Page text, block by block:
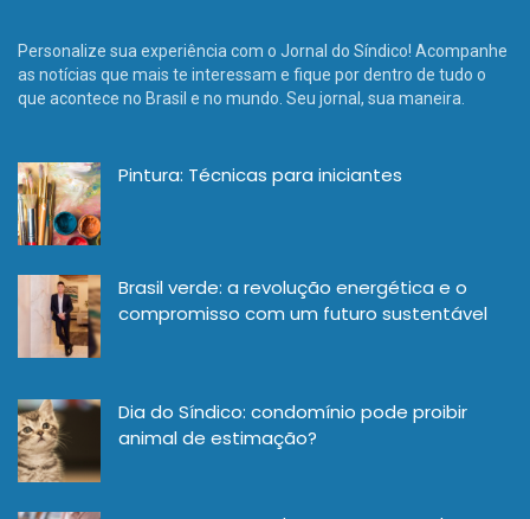
Personalize sua experiência com o Jornal do Síndico! Acompanhe
as notícias que mais te interessam e fique por dentro de tudo o
que acontece no Brasil e no mundo. Seu jornal, sua maneira.
Pintura: Técnicas para iniciantes
Brasil verde: a revolução energética e o
compromisso com um futuro sustentável
Dia do Síndico: condomínio pode proibir
animal de estimação?